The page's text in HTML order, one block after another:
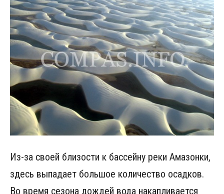
Из-за своей близости к бассейну реки Амазонки,
здесь выпадает большое количество осадков.
Во время сезона дождей вода накапливается